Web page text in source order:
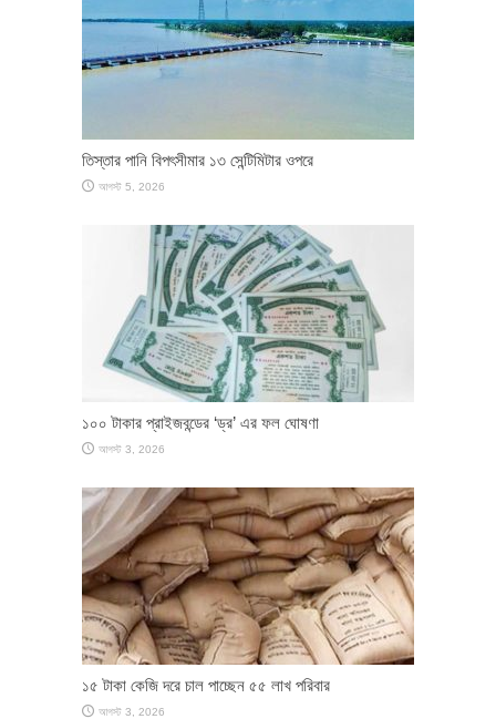
তিস্তার পানি বিপৎসীমার ১৩ সেন্টিমিটার ওপরে
আগস্ট 5, 2026
১০০ টাকার প্রাইজবন্ডের ‘ড্র’ এর ফল ঘোষণা
আগস্ট 3, 2026
১৫ টাকা কেজি দরে চাল পাচ্ছেন ৫৫ লাখ পরিবার
আগস্ট 3, 2026